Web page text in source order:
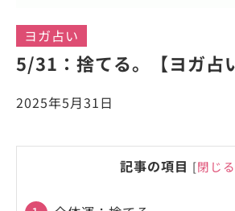
ヨガ占い
5/31：捨てる。【ヨガ占
2025年5月31日
記事の項目 [閉じる